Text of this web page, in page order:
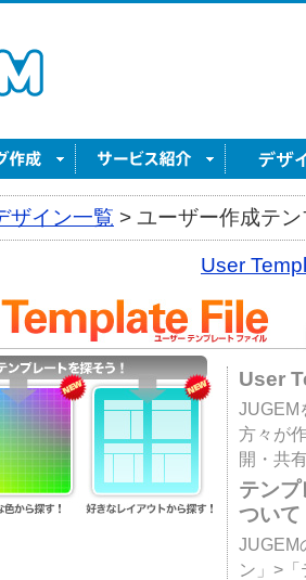
ザイン一覧 > ユーザー作成テ
User
User
JUGEM
方々が
開・共
テン
ついて
JUGEM
ン」>